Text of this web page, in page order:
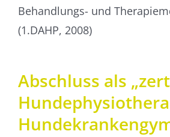
Behandlungs- und
(1.DAHP, 2008)
Abschluss als